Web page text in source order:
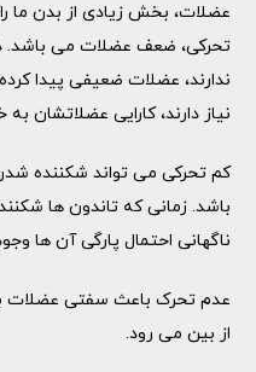
عضلات، بخش زیادی از بدن ما
تحرکی، ضعف عضلات می باشد.
ندارند، عضلات ضعیفی پیدا
نیاز دارند، کارایی عضلاتشان
کم تحرکی می تواند شکننده
باشد. زمانی که تاندون ها
ناگهانی احتمال پارگی آن ها
عدم تحرک باعث سفتی عضلات
از بین می رود.